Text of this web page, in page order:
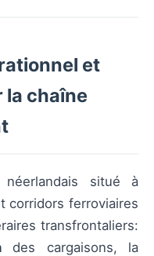
et
la chaîne
situé à
corridors ferroviaires
transfrontaliers:
des cargaisons, la